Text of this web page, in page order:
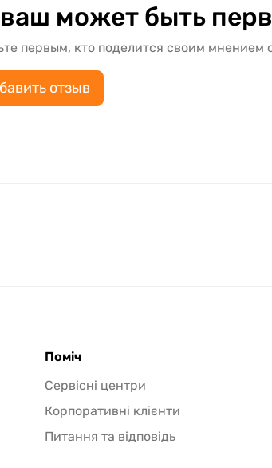
может быть
первым, кто поделится своим мнением
отзыв
Поміч
Сервісні центри
Корпоративні клієнти
Питання та відповідь